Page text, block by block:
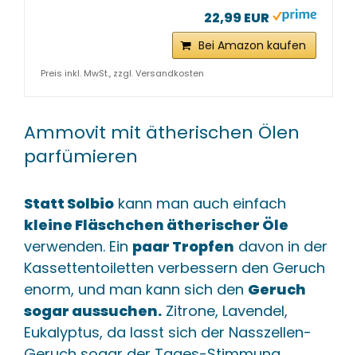
22,99 EUR
Bei Amazon kaufen
Preis inkl. MwSt., zzgl. Versandkosten
Ammovit mit ätherischen Ölen
parfümieren
Statt Solbio kann man auch einfach
kleine Fläschchen ätherischer Öle
verwenden. Ein paar Tropfen davon in der
Kassettentoiletten verbessern den Geruch
enorm, und man kann sich den Geruch
sogar aussuchen. Zitrone, Lavendel,
Eukalyptus, da lasst sich der Nasszellen-